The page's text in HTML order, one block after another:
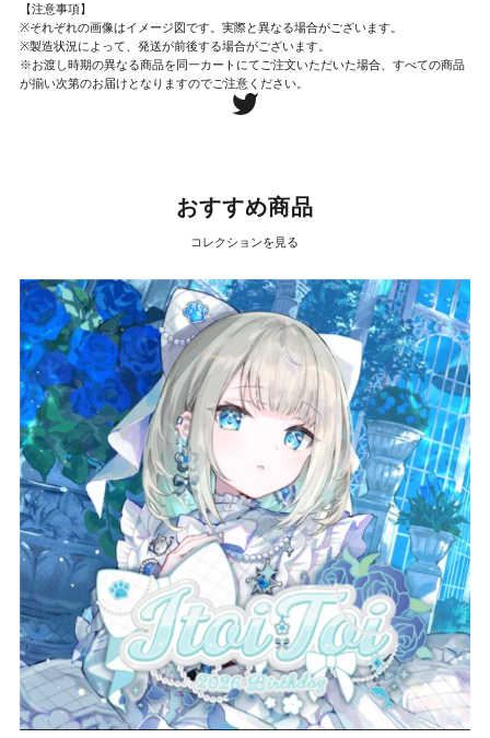
【注意事項】
※それぞれの画像はイメージ図です。実際と異なる場合がございます。
※製造状況によって、発送が前後する場合がございます。
※お渡し時期の異なる商品を同一カートにてご注文いただいた場合、すべての商品
が揃い次第のお届けとなりますのでご注意ください。
おすすめ商品
コレクションを見る